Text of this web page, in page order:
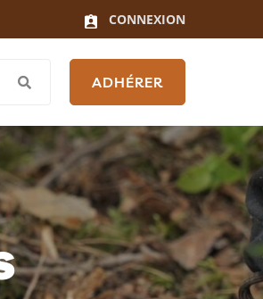
CONNEXION
ADHÉRER